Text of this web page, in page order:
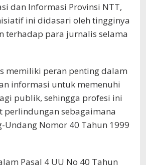
dan Informasi Provinsi NTT,
ini didasari oleh tingginya
terhadap para jurnalis selama
memiliki peran penting dalam
informasi untuk memenuhi
publik, sehingga profesi ini
perlindungan sebagaimana
Undang Nomor 40 Tahun 1999
Pasal 4 UU No 40 Tahun